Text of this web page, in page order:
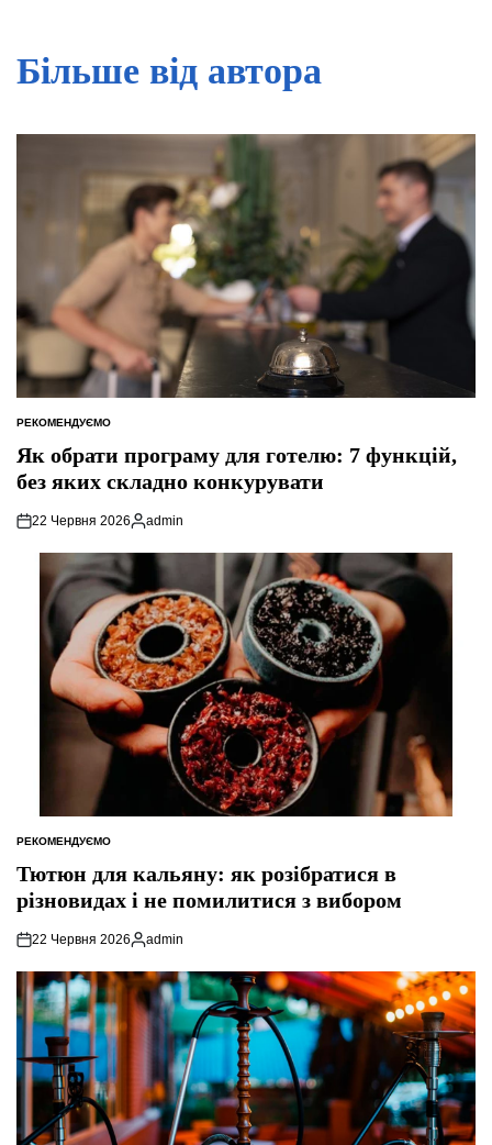
Більше від автора
ОПУБЛІКУВАТИ
РЕКОМЕНДУЄМО
Як обрати програму для готелю: 7 функцій,
без яких складно конкурувати
22 Червня 2026
Опубліковано
admin
ОПУБЛІКУВАТИ
РЕКОМЕНДУЄМО
Тютюн для кальяну: як розібратися в
різновидах і не помилитися з вибором
22 Червня 2026
Опубліковано
admin